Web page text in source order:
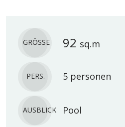
GRÖSSE 92 sq.m
PERS. 5 personen
AUSBLICK Pool